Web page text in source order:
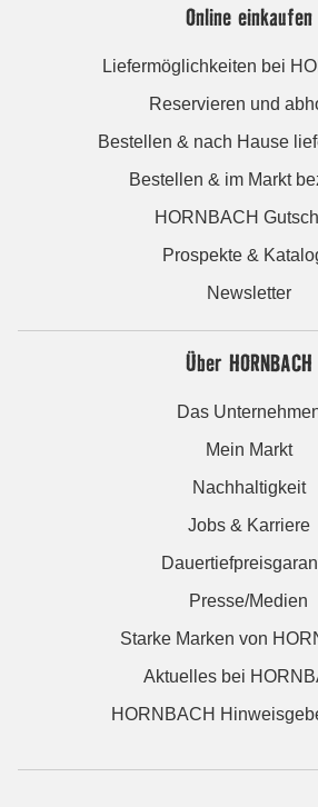
Online einkaufen
Liefermöglichkeiten bei
Reservieren und
Bestellen & nach Hause
Bestellen & im Markt
HORNBACH
Prospekte &
Newsletter
Über HORNBACH
Das
Mein Markt
Nachhaltigkeit
Jobs & Karriere
Presse/Medien
Starke Marken von
Aktuelles bei
HORNBACH